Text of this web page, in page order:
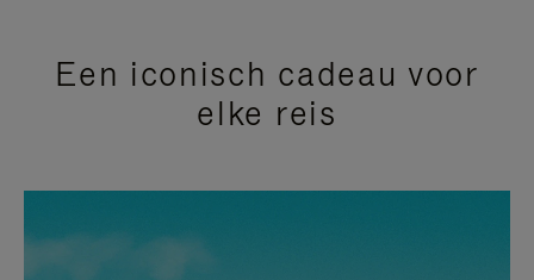
Een iconisch cadeau voor
elke reis